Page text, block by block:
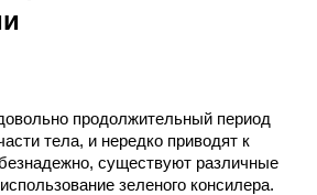
продолжительный период
тела, и нередко приводят к
существуют различные
зеленого консилера.